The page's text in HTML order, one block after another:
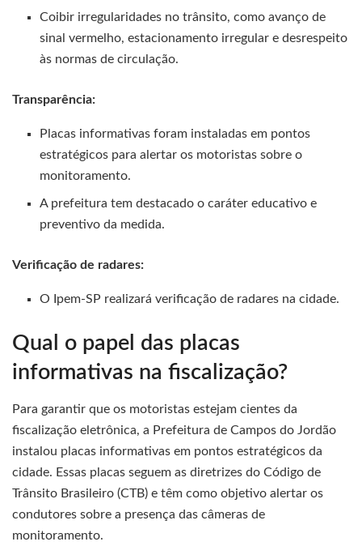
Coibir irregularidades no trânsito, como avanço de
sinal vermelho, estacionamento irregular e desrespeito
às normas de circulação.
Transparência:
Placas informativas foram instaladas em pontos
estratégicos para alertar os motoristas sobre o
monitoramento.
A prefeitura tem destacado o caráter educativo e
preventivo da medida.
Verificação de radares:
O Ipem-SP realizará verificação de radares na cidade.
Qual o papel das placas
informativas na fiscalização?
Para garantir que os motoristas estejam cientes da
fiscalização eletrônica, a Prefeitura de Campos do Jordão
instalou placas informativas em pontos estratégicos da
cidade. Essas placas seguem as diretrizes do Código de
Trânsito Brasileiro (CTB) e têm como objetivo alertar os
condutores sobre a presença das câmeras de
monitoramento.